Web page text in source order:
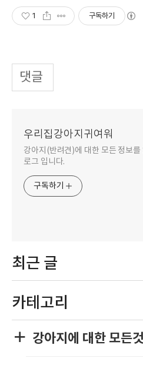
1 구독하기
댓글
우리집강아지귀여워
강아지(반려견)에 대한 모든 정보를
로그 입니다.
구독하기
최근 글
카테고리
강아지에 대한 모든것